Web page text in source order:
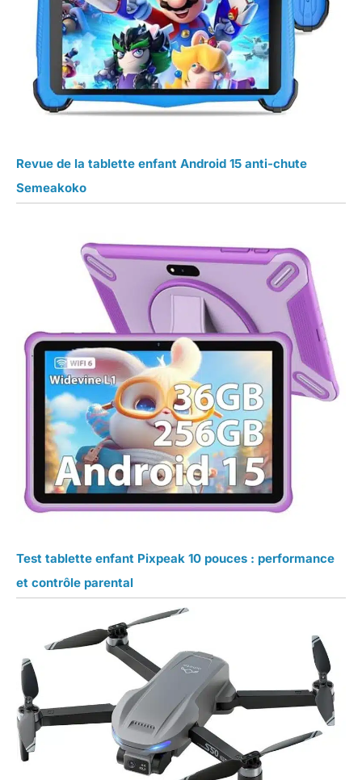
Revue de la tablette enfant Android 15 anti-chute
Semeakoko
Test tablette enfant Pixpeak 10 pouces : performance
et contrôle parental